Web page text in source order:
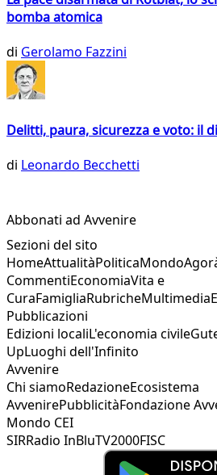
bomba atomica
di Gerolamo Fazzini
Delitti, paura, sicurezza e voto: il
di Leonardo Becchetti
Abbonati ad Avvenire
Sezioni del sito
HomeAttualitàPoliticaMondo
CommentiEconomiaVita e
CuraFamigliaRubricheMultimedia
Pubblicazioni
Edizioni localiL'economia civile
UpLuoghi dell'Infinito
Avvenire
Chi siamoRedazioneEcosistema
AvvenirePubblicitàFondazione
Mondo CEI
SIRRadio InBluTV2000FISC